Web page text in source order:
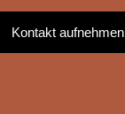
Kontakt aufnehmen